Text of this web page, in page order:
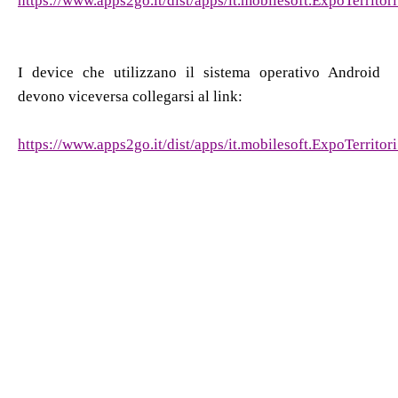
I device che utilizzano il sistema operativo Android
devono viceversa collegarsi al link:
https://www.apps2go.it/dist/apps/